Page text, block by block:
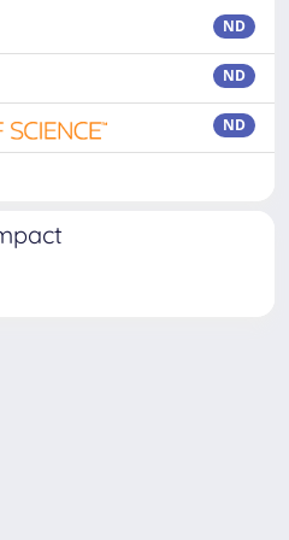
ND
ND
ND